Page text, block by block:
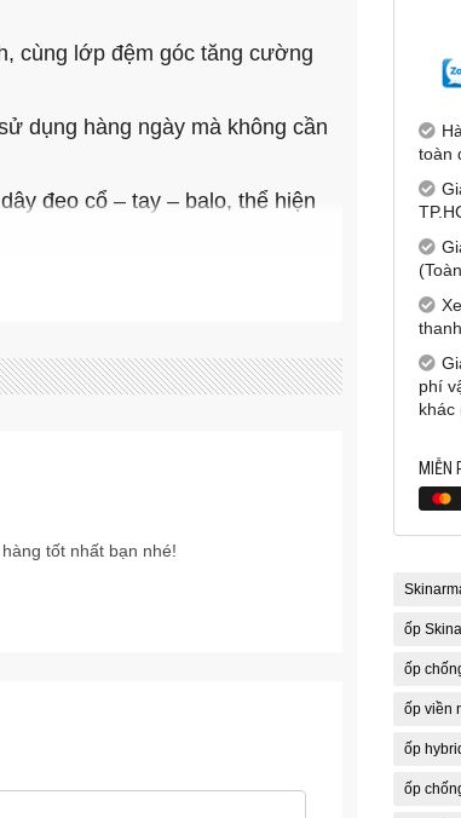
cùng lớp đệm góc tăng cường
dụng hàng ngày mà không cần
đeo cổ – tay – balo, thể hiện
tốt nhất bạn nhé!
toàn
phí
khác
MIỄN
ốp
ốp
ốp viền
ốp
ốp